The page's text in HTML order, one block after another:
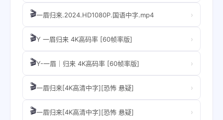
🎬一眉归来.2024.HD1080P.国语中字.mp4 ›
🎬Y 一眉归来 4K高码率 [60帧率版] ›
🎬Y-一眉｜归来 4K高码率 [60帧率版] ›
🎬一眉归来[4K高清中字][恐怖 悬疑] ›
🎬一眉归来[4K高清中字][恐怖 悬疑] ›